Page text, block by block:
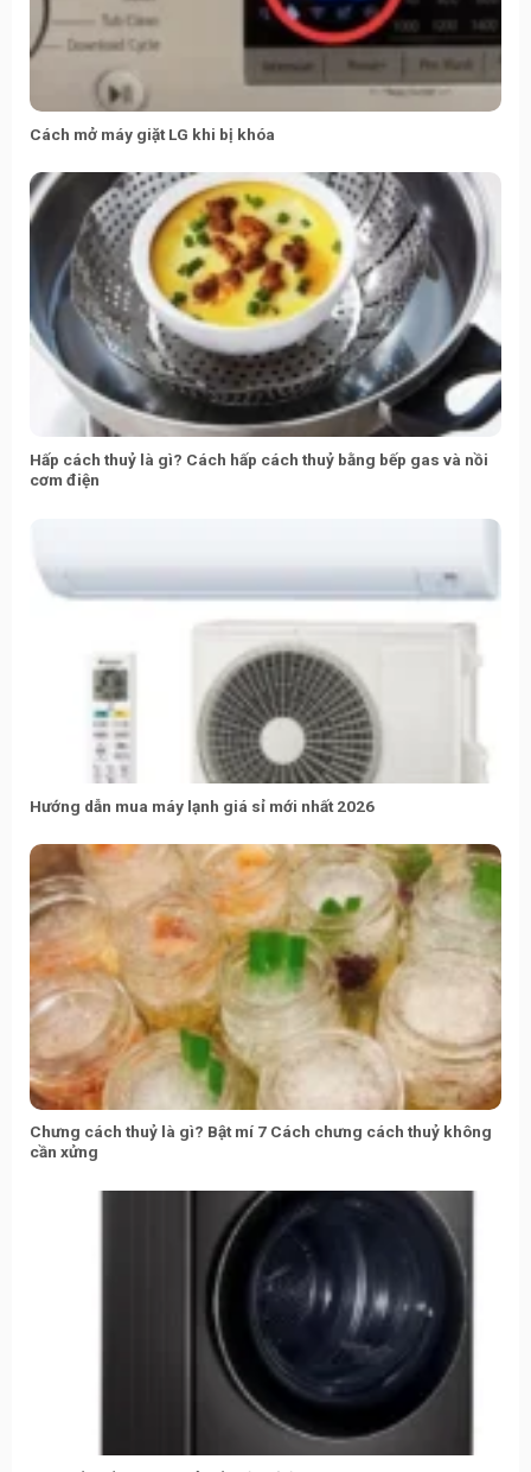
Cách mở máy giặt LG khi bị khóa
Hấp cách thuỷ là gì? Cách hấp cách thuỷ bằng bếp gas và nồi
cơm điện
Hướng dẫn mua máy lạnh giá sỉ mới nhất 2026
Chưng cách thuỷ là gì? Bật mí 7 Cách chưng cách thuỷ không
cần xửng